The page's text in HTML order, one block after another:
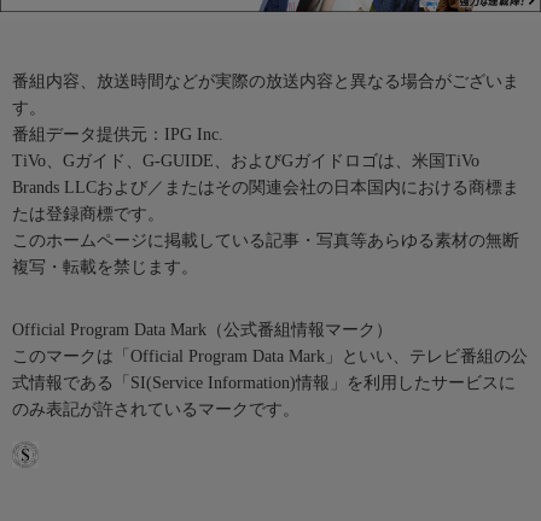
番組内容、放送時間などが実際の放送内容と異なる場合がございま
す。
番組データ提供元：IPG Inc.
TiVo、Gガイド、G-GUIDE、およびGガイドロゴは、米国TiVo
Brands LLCおよび／またはその関連会社の日本国内における商標ま
たは登録商標です。
このホームページに掲載している記事・写真等あらゆる素材の無断
複写・転載を禁じます。
Official Program Data Mark（公式番組情報マーク）
このマークは「Official Program Data Mark」といい、テレビ番組の公
式情報である「SI(Service Information)情報」を利用したサービスに
のみ表記が許されているマークです。